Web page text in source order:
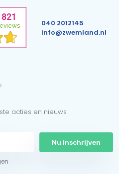
040 2012145
info@zwemland.nl
acties en nieuws
Nu inschrijven